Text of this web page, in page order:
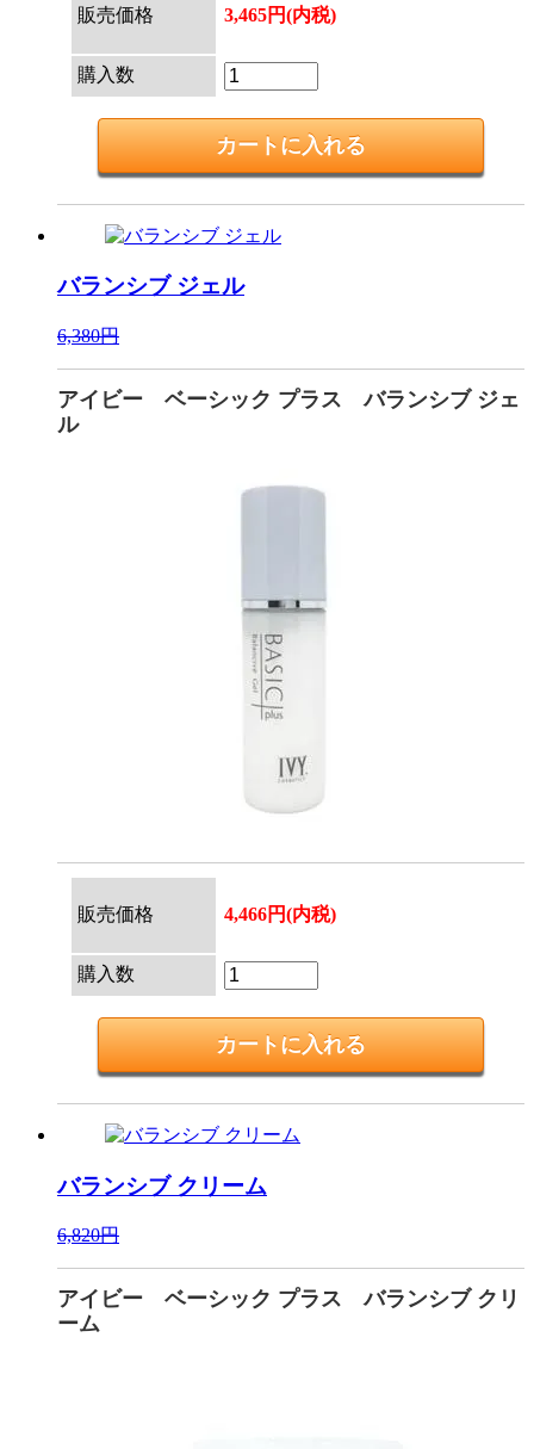
販売価格 3,465円(内税)
購入数
バランシブ ジェル
6,380円
アイビー ベーシック プラス バランシブ ジェ
ル
販売価格 4,466円(内税)
購入数
バランシブ クリーム
6,820円
アイビー ベーシック プラス バランシブ クリ
ーム